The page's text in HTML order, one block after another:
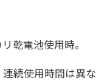
乾電池使用時。
続使用時間は異な